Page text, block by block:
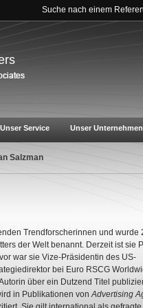
Suche nach einem
Unser Service Unser Unternehmen
Salzman
Trendforscherinnen und wurde
der Welt benannt. Derzeit ist sie
war sie Vize-Präsidentin des US-
bei Euro RSCG
über ein Dutzend Titel
in Publikationen vonAdvertising